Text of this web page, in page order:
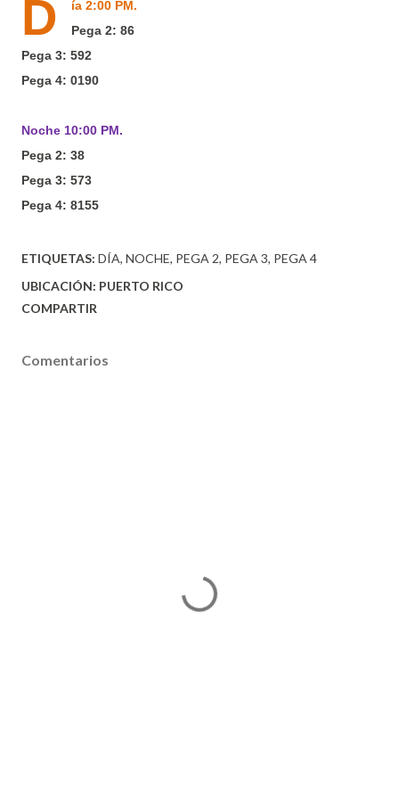
D
ía 2:00 PM.
Pega 2: 86
Pega 3: 592
Pega 4: 0190
Noche 10:00 PM.
Pega 2: 38
Pega 3: 573
Pega 4: 8155
ETIQUETAS: DÍA NOCHE PEGA 2 PEGA 3 PEGA 4
UBICACIÓN: PUERTO RICO
COMPARTIR
Comentarios